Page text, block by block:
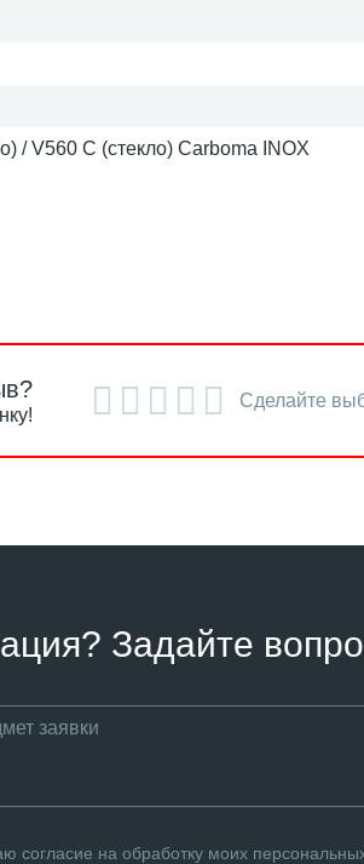
/ V560 С (стекло) Сarboma INOX
Сделайте
Задайте
согласие на обработку моих